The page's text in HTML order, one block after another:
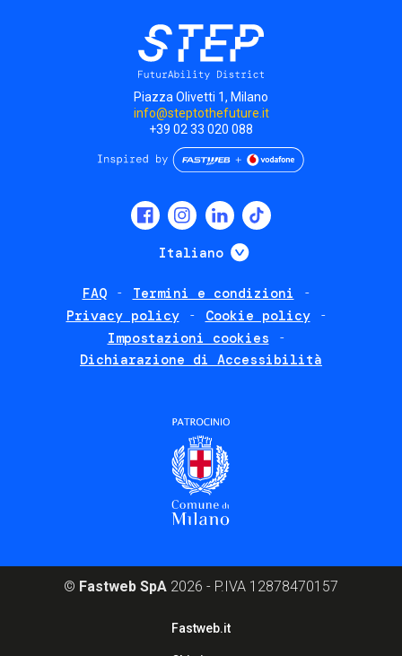
Piazza Olivetti 1, Milano
info@steptothefuture.it
+39 02 33 020 088
Italiano Mostra ulteriori
FAQ
Termini e condizioni
Privacy policy
Cookie policy
Impostazioni cookies
Dichiarazione di Accessibilità
© Fastweb SpA 2026 - P.IVA 12878470157
Fastweb.it